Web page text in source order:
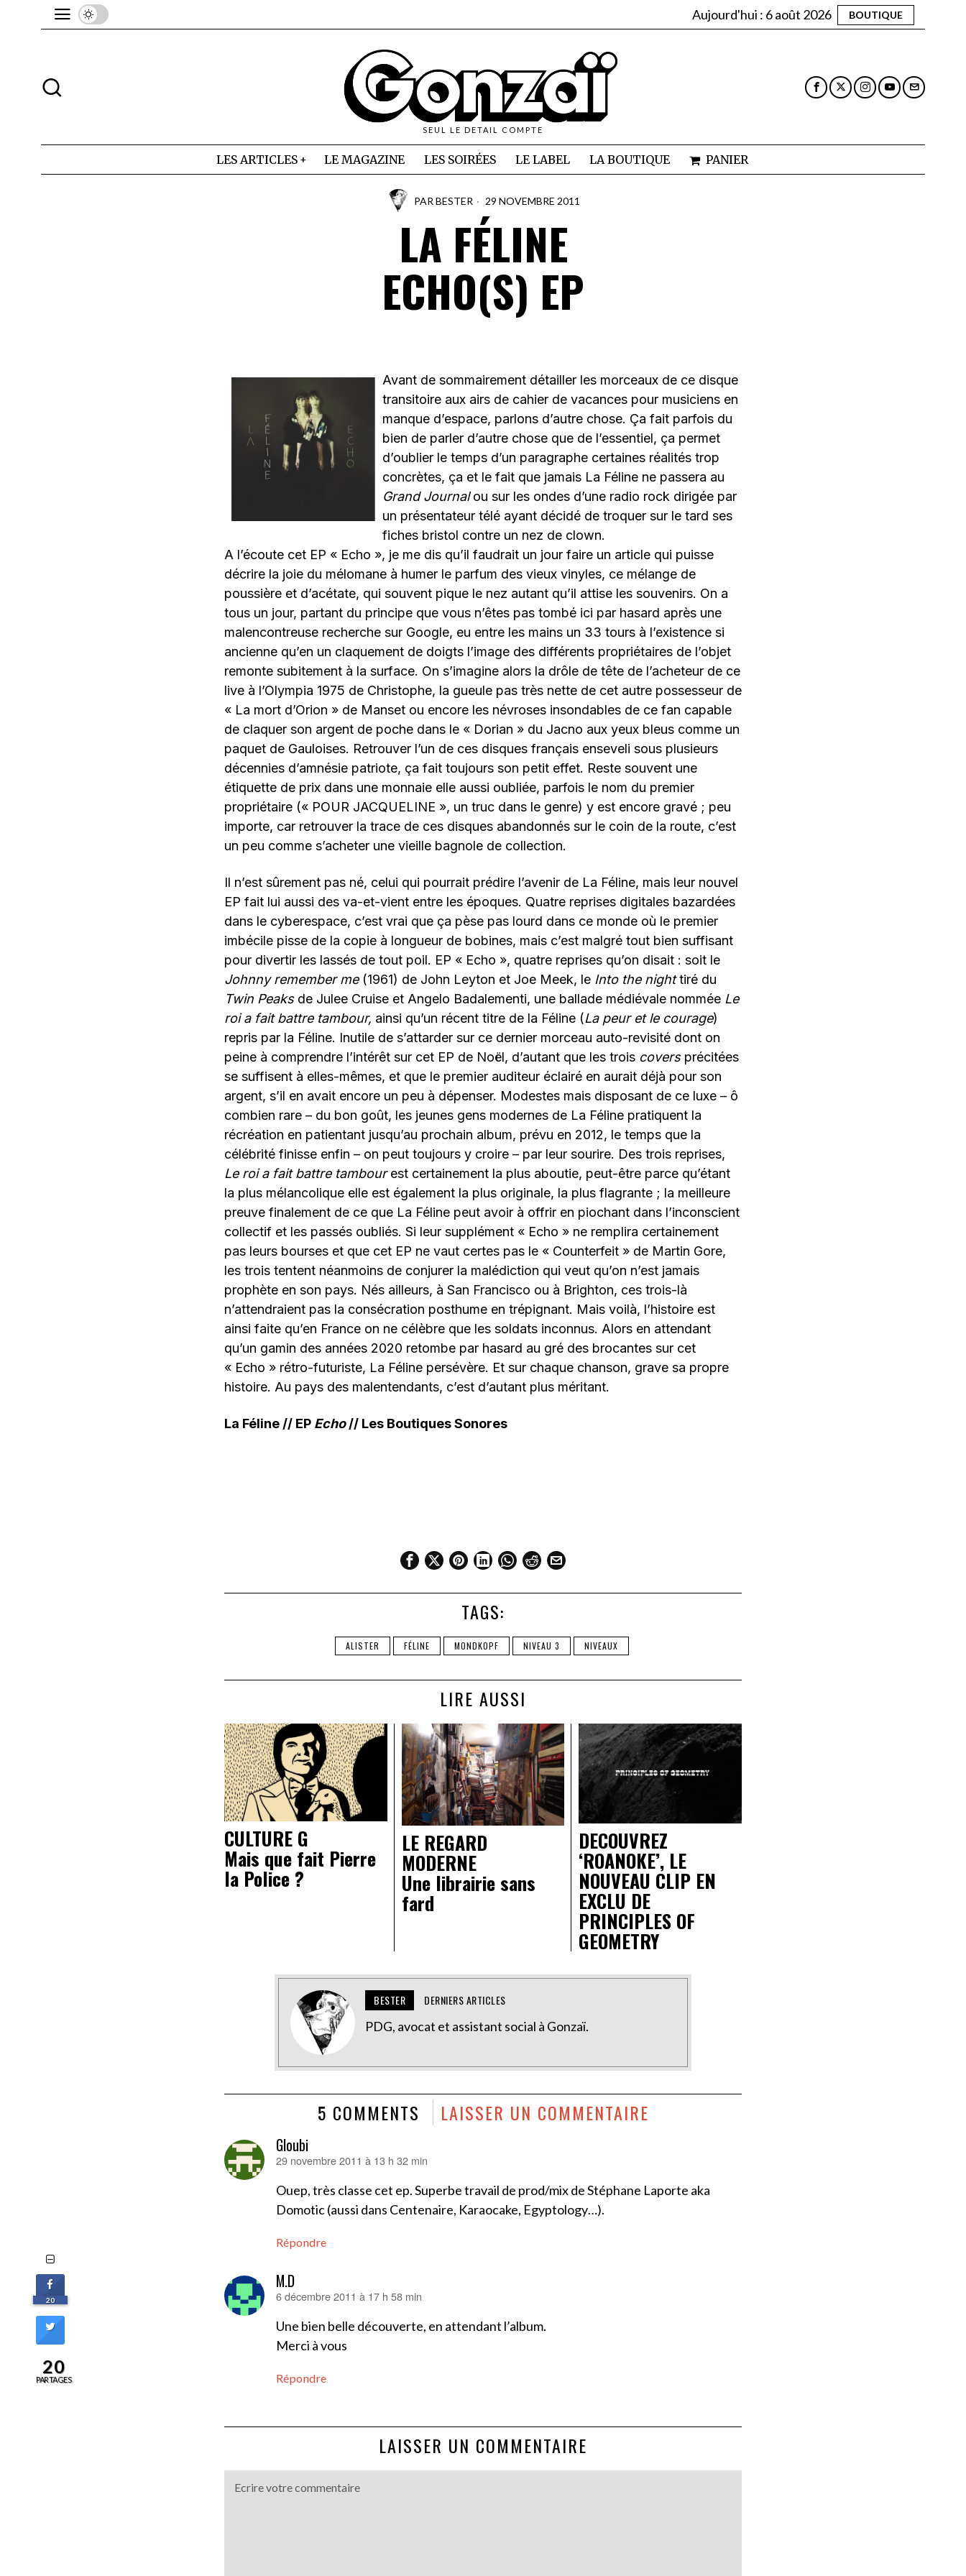
Aujourd'hui : 6 août 2026 BOUTIQUE
SEUL LE DETAIL COMPTE
LES ARTICLES LE MAGAZINE LES SOIRÉES LE LABEL LA BOUTIQUE PANIER
PAR BESTER 29 NOVEMBRE 2011
LA FÉLINE
ECHO(S) EP
Avant de sommairement détailler les morceaux de ce disque
transitoire aux airs de cahier de vacances pour musiciens en
manque d’espace, parlons d’autre chose. Ça fait parfois du
bien de parler d’autre chose que de l’essentiel, ça permet
d’oublier le temps d’un paragraphe certaines réalités trop
concrètes, ça et le fait que jamais La Féline ne passera au
Grand Journalou sur les ondes d’une radio rock dirigée par
un présentateur télé ayant décidé de troquer sur le tard ses
fiches bristol contre un nez de clown.
A l’écoute cet EP « Echo », je me dis qu’il faudrait un jour faire un article qui puisse
décrire la joie du mélomane à humer le parfum des vieux vinyles, ce mélange de
poussière et d’acétate, qui souvent pique le nez autant qu’il attise les souvenirs. On a
tous un jour, partant du principe que vous n’êtes pas tombé ici par hasard après une
malencontreuse recherche sur Google, eu entre les mains un 33 tours à l’existence si
ancienne qu’en un claquement de doigts l’image des différents propriétaires de l’objet
remonte subitement à la surface. On s’imagine alors la drôle de tête de l’acheteur de ce
live à l’Olympia 1975 de Christophe, la gueule pas très nette de cet autre possesseur de
« La mort d’Orion » de Manset ou encore les névroses insondables de ce fan capable
de claquer son argent de poche dans le « Dorian » du Jacno aux yeux bleus comme un
paquet de Gauloises. Retrouver l’un de ces disques français enseveli sous plusieurs
décennies d’amnésie patriote, ça fait toujours son petit effet. Reste souvent une
étiquette de prix dans une monnaie elle aussi oubliée, parfois le nom du premier
propriétaire (« POUR JACQUELINE », un truc dans le genre) y est encore gravé ; peu
importe, car retrouver la trace de ces disques abandonnés sur le coin de la route, c’est
un peu comme s’acheter une vieille bagnole de collection.
Il n’est sûrement pas né, celui qui pourrait prédire l’avenir de La Féline, mais leur nouvel
EP fait lui aussi des va-et-vient entre les époques. Quatre reprises digitales bazardées
dans le cyberespace, c’est vrai que ça pèse pas lourd dans ce monde où le premier
imbécile pisse de la copie à longueur de bobines, mais c’est malgré tout bien suffisant
pour divertir les lassés de tout poil. EP « Echo », quatre reprises qu’on disait : soit le
Johnny remember me(1961) de John Leyton et Joe Meek, le Into the nighttiré du
Twin Peaksde Julee Cruise et Angelo Badalementi, une ballade médiévale nommée Le
roi a fait battre tambour, ainsi qu’un récent titre de la Féline (La peur et le courage)
repris par la Féline. Inutile de s’attarder sur ce dernier morceau auto-revisité dont on
peine à comprendre l’intérêt sur cet EP de Noël, d’autant que les trois covers précitées
se suffisent à elles-mêmes, et que le premier auditeur éclairé en aurait déjà pour son
argent, s’il en avait encore un peu à dépenser. Modestes mais disposant de ce luxe – ô
combien rare – du bon goût, les jeunes gens modernes de La Féline pratiquent la
récréation en patientant jusqu’au prochain album, prévu en 2012, le temps que la
célébrité finisse enfin – on peut toujours y croire – par leur sourire. Des trois reprises,
Le roi a fait battre tambourest certainement la plus aboutie, peut-être parce qu’étant
la plus mélancolique elle est également la plus originale, la plus flagrante ; la meilleure
preuve finalement de ce que La Féline peut avoir à offrir en piochant dans l’inconscient
collectif et les passés oubliés. Si leur supplément « Echo » ne remplira certainement
pas leurs bourses et que cet EP ne vaut certes pas le « Counterfeit » de Martin Gore,
les trois tentent néanmoins de conjurer la malédiction qui veut qu’on n’est jamais
prophète en son pays. Nés ailleurs, à San Francisco ou à Brighton, ces trois-là
n’attendraient pas la consécration posthume en trépignant. Mais voilà, l’histoire est
ainsi faite qu’en France on ne célèbre que les soldats inconnus. Alors en attendant
qu’un gamin des années 2020 retombe par hasard au gré des brocantes sur cet
« Echo » rétro-futuriste, La Féline persévère. Et sur chaque chanson, grave sa propre
histoire. Au pays des malentendants, c’est d’autant plus méritant.
La Féline // EP Echo// Les Boutiques Sonores
TAGS:
ALISTER FÉLINE MONDKOPF NIVEAU 3 NIVEAUX
LIRE AUSSI
CULTURE G
Mais que fait Pierre
la Police ?
LE REGARD
MODERNE
Une librairie sans
fard
DECOUVREZ
‘ROANOKE’, LE
NOUVEAU CLIP EN
EXCLU DE
PRINCIPLES OF
GEOMETRY
BESTER DERNIERS ARTICLES
PDG, avocat et assistant social à Gonzaï.
5 COMMENTS LAISSER UN COMMENTAIRE
Gloubi
dit :
29 novembre 2011 à 13 h 32 min
Ouep, très classe cet ep. Superbe travail de prod/mix de Stéphane Laporte aka
Domotic (aussi dans Centenaire, Karaocake, Egyptology…).
Répondre
M.D
dit :
6 décembre 2011 à 17 h 58 min
Une bien belle découverte, en attendant l’album.
Merci à vous
Répondre
LAISSER UN COMMENTAIRE
20
20
PARTAGES